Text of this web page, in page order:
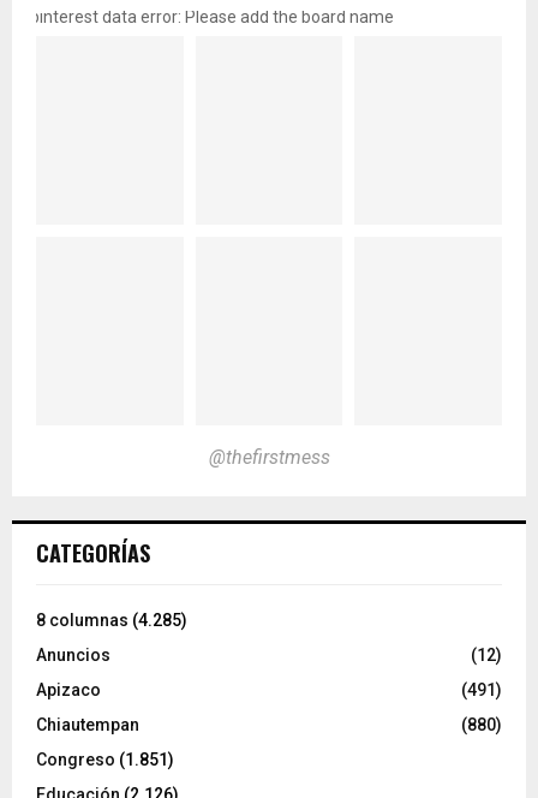
pinterest data error: Please add the board name
@thefirstmess
CATEGORÍAS
8 columnas (4.285)
Anuncios
(12)
Apizaco
(491)
Chiautempan
(880)
Congreso (1.851)